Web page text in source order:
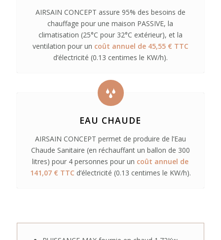
AIRSAIN CONCEPT assure 95% des besoins de
chauffage pour une maison PASSIVE, la
climatisation (25°C pour 32°C extérieur), et la
ventilation pour un coût annuel de 45,55 € TTC
d’électricité (0.13 centimes le KW/h).
EAU CHAUDE
AIRSAIN CONCEPT permet de produire de l’Eau
Chaude Sanitaire (en réchauffant un ballon de 300
litres) pour 4 personnes pour un coût annuel de
141,07 € TTC d’électricité (0.13 centimes le KW/h).